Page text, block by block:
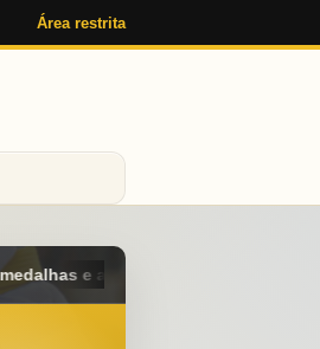
Área restrita
Campeonato Brasileiro Sub-15 em